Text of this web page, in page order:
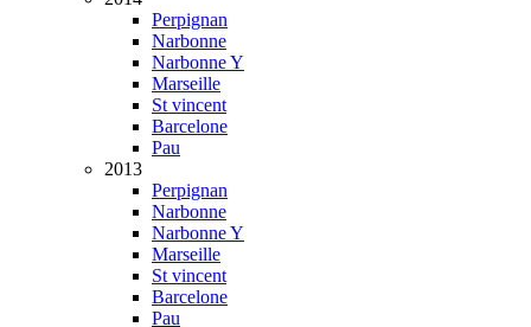
Perpignan
Narbonne
Narbonne Y
Marseille
St vincent
Barcelone
Pau
2013
Perpignan
Narbonne
Narbonne Y
Marseille
St vincent
Barcelone
Pau